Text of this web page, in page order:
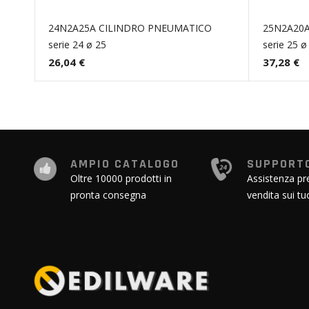
24N2A25A CILINDRO PNEUMATICO
serie 24 ø 25
26,04 €
serie 25
37,28 €
AMPIO CATALOGO
Oltre 10000 prodotti in
pronta consegna
Assistenza
vendita sui